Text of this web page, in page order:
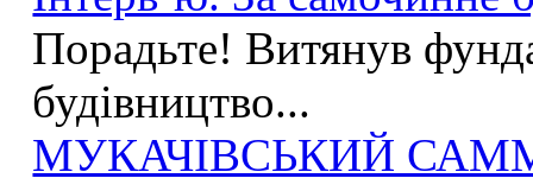
Порадьте! Витянув
будівництво...
МУКАЧІВСЬКИЙ